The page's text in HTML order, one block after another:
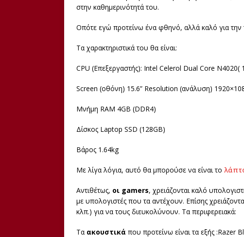
στην καθημερινότητά του.
Οπότε εγώ προτείνω ένα φθηνό, αλλά καλό για την
Τα χαρακτηριστικά του θα είναι:
CPU (Επεξεργαστής): Intel Celerol Dual Core N4020(
Screen (οθόνη) 15.6” Resolution (ανάλυση)
Μνήμη RAM 4GB (DDR4)
Δίσκος Laptop SSD (128GB)
Βάρος 1.64kg
Με λίγα λόγια, αυτό θα μπορούσε να είναι το
Αντιθέτως, οι gamers, χρειάζονται καλό
με υπολογιστές που τα αντέχουν. Επίσης
κλπ.) για να τους διευκολύνουν. Τα περιφερειακά:
Τα ακουστικά που προτείνω είναι τα εξής :Razer